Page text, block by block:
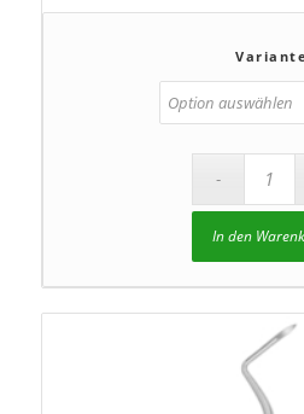
In den